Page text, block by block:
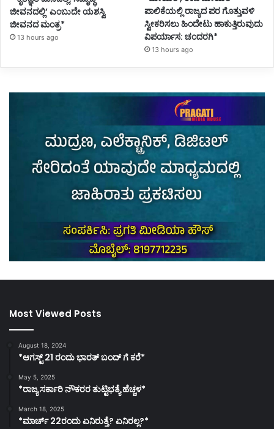
ಜೀವನದಲ್ಲಿ’ ಎಂಬುದೇ ಯಶಸ್ವಿ
ಜೀವನದ ಮಂತ್ರ*
13 hours ago
ಪಾಲಿಕೆಯಲ್ಲಿ ರಾಜ್ಯದ ಪರ ಗೊತ್ತುವಳಿ
ಸ್ವೀಕರಿಸಲು ಹಿಂದೇಟು ಹಾಕುತ್ತಿರುವುದು
ವಿಪರ್ಯಾಸ: ಚಂದರಗಿ*
13 hours ago
Most Viewed Posts
August 18, 2024
*ಆಗಸ್ಟ್ 21 ರಂದು ಭಾರತ್‌ ಬಂದ್‌ ಗೆ ಕರೆ*
May 5, 2025
*ರಾಜ್ಯ ಸರ್ಕಾರಿ ನೌಕರರ ತುಟ್ಟಿಭತ್ಯೆ ಹೆಚ್ಚಳ*
March 18, 2025
*ಮಾರ್ಚ್ 22ರಂದು ಏನಿರುತ್ತೆ? ಏನಿರಲ್ಲ?*